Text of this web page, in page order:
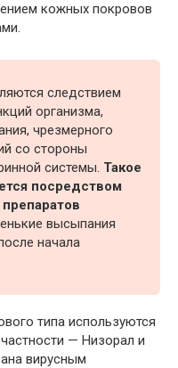
кожных покровов
следствием
организма,
чрезмерного
со стороны
системы. Такое
посредством
высыпания
начала
типа используются
— Низорал и
вирусным